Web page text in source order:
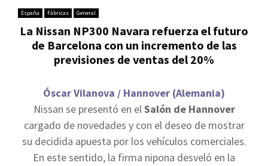
España Fábricas General
La Nissan NP300 Navara refuerza el futuro
de Barcelona con un incremento de las
previsiones de ventas del 20%
Óscar Vilanova / Hannover (Alemania)
Nissan se presentó en elSalón de Hannover
cargado de novedades y con el deseo de mostrar
su decidida apuesta por los vehículos comerciales.
En este sentido, la firma nipona desveló en la